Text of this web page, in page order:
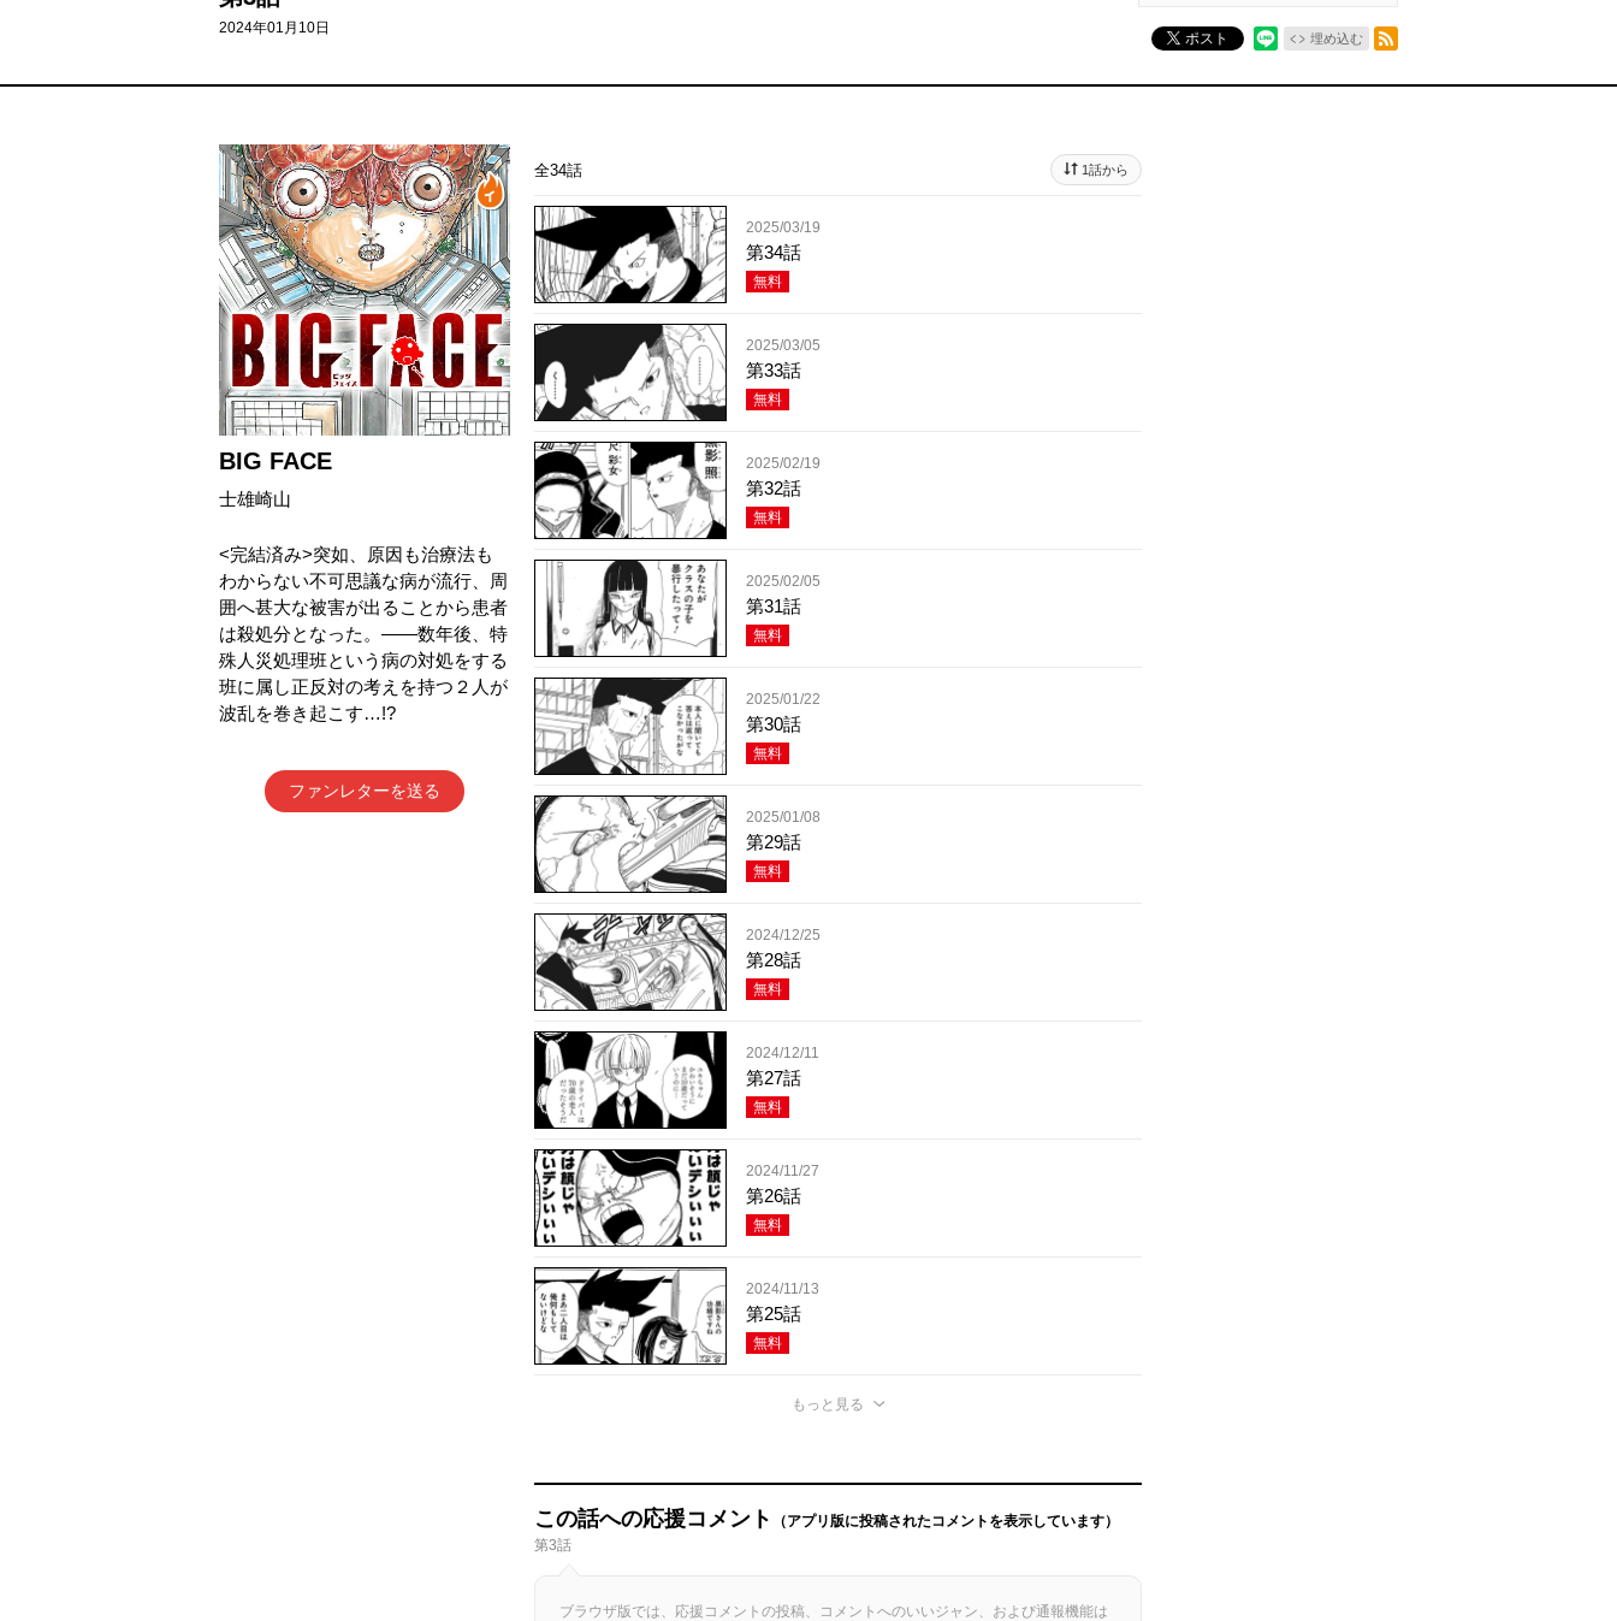
2024年01月10日
ポスト 埋め込む
BIG FACE
士雄崎山
<完結済み>突如、原因も治療法も
わからない不可思議な病が流行、周
囲へ甚大な被害が出ることから患者
は殺処分となった。――数年後、特
殊人災処理班という病の対処をする
班に属し正反対の考えを持つ２人が
波乱を巻き起こす…!?
ファンレターを送る
全34話 1話から
2025/03/19
第34話
無料
2025/03/05
第33話
無料
2025/02/19
第32話
無料
2025/02/05
第31話
無料
2025/01/22
第30話
無料
2025/01/08
第29話
無料
2024/12/25
第28話
無料
2024/12/11
第27話
無料
2024/11/27
第26話
無料
2024/11/13
第25話
無料
もっと見る
この話への応援コメント
（アプリ版に投稿されたコメントを表示しています）
第3話
ブラウザ版では、応援コメントの投稿、コメントへのいいジャン、および通報機能は